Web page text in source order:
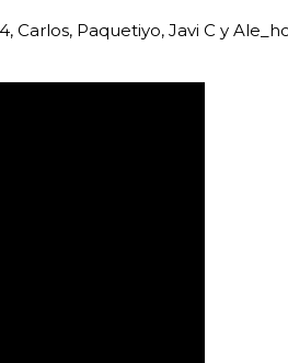
Carlos, Paquetiyo, Javi C y